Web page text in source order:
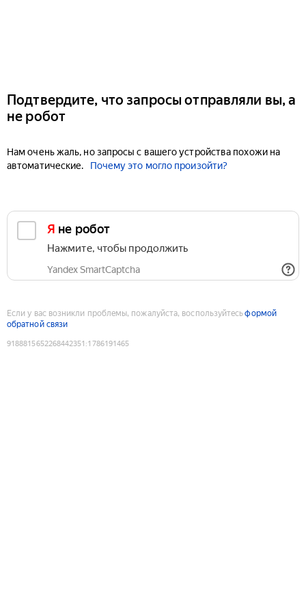
Подтвердите, что запросы отправляли вы, а
не робот
Нам очень жаль, но запросы с вашего устройства похожи на
автоматические.
Почему это могло произойти?
Я не робот
Нажмите, чтобы продолжить
Yandex SmartCaptcha
Если у вас возникли проблемы, пожалуйста, воспользуйтесьформой
обратной связи
9188815652268442351 :1786191465